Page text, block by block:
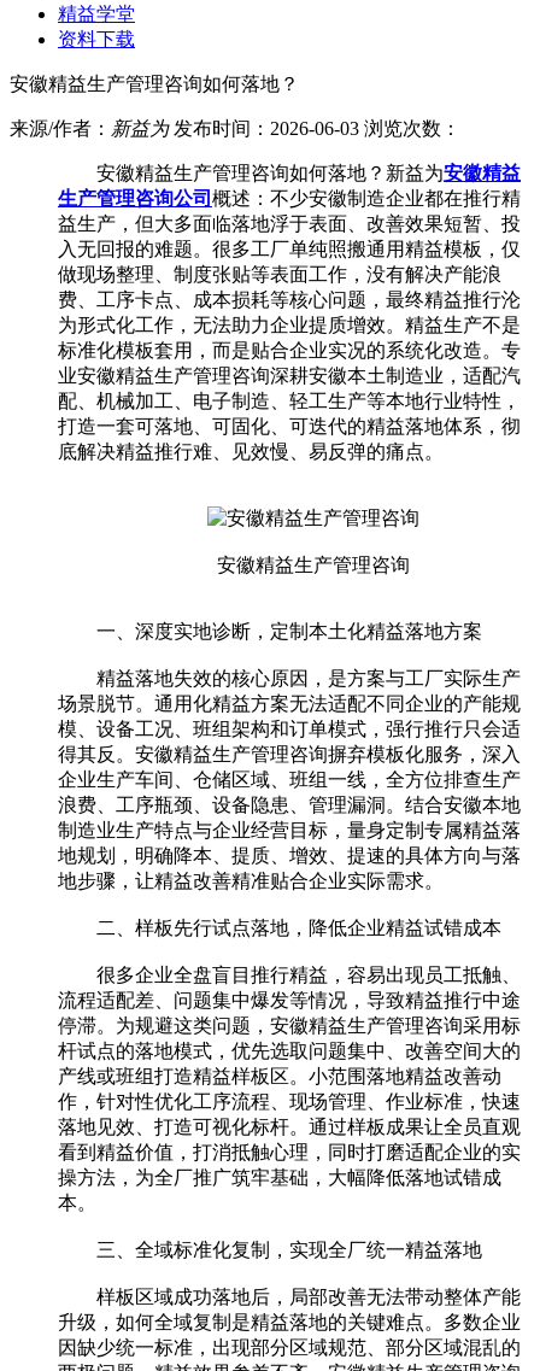
精益学堂
资料下载
安徽精益生产管理咨询如何落地？
来源/作者： 新益为发布时间：2026-06-03 浏览次数：
安徽精益生产管理咨询如何落地？新益为安徽精益
生产管理咨询公司 概述：不少安徽制造企业都在推行精
益生产，但大多面临落地浮于表面、改善效果短暂、投
入无回报的难题。很多工厂单纯照搬通用精益模板，仅
做现场整理、制度张贴等表面工作，没有解决产能浪
费、工序卡点、成本损耗等核心问题，最终精益推行沦
为形式化工作，无法助力企业提质增效。精益生产不是
标准化模板套用，而是贴合企业实况的系统化改造。专
业安徽精益生产管理咨询深耕安徽本土制造业，适配汽
配、机械加工、电子制造、轻工生产等本地行业特性，
打造一套可落地、可固化、可迭代的精益落地体系，彻
底解决精益推行难、见效慢、易反弹的痛点。
安徽精益生产管理咨询
一、深度实地诊断，定制本土化精益落地方案
精益落地失效的核心原因，是方案与工厂实际生产
场景脱节。通用化精益方案无法适配不同企业的产能规
模、设备工况、班组架构和订单模式，强行推行只会适
得其反。安徽精益生产管理咨询摒弃模板化服务，深入
企业生产车间、仓储区域、班组一线，全方位排查生产
浪费、工序瓶颈、设备隐患、管理漏洞。结合安徽本地
制造业生产特点与企业经营目标，量身定制专属精益落
地规划，明确降本、提质、增效、提速的具体方向与落
地步骤，让精益改善精准贴合企业实际需求。
二、样板先行试点落地，降低企业精益试错成本
很多企业全盘盲目推行精益，容易出现员工抵触、
流程适配差、问题集中爆发等情况，导致精益推行中途
停滞。为规避这类问题，安徽精益生产管理咨询采用标
杆试点的落地模式，优先选取问题集中、改善空间大的
产线或班组打造精益样板区。小范围落地精益改善动
作，针对性优化工序流程、现场管理、作业标准，快速
落地见效、打造可视化标杆。通过样板成果让全员直观
看到精益价值，打消抵触心理，同时打磨适配企业的实
操方法，为全厂推广筑牢基础，大幅降低落地试错成
本。
三、全域标准化复制，实现全厂统一精益落地
样板区域成功落地后，局部改善无法带动整体产能
升级，如何全域复制是精益落地的关键难点。多数企业
因缺少统一标准，出现部分区域规范、部分区域混乱的